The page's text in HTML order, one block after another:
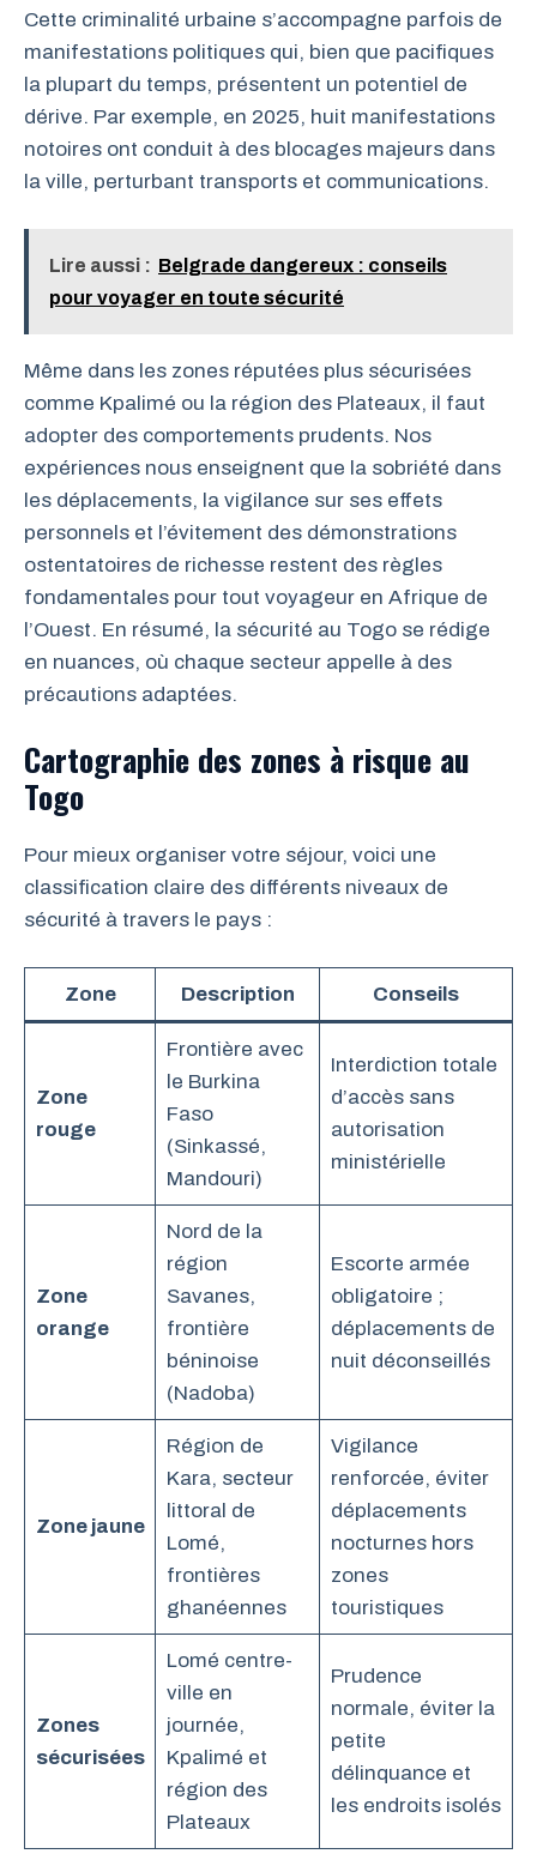
Cette criminalité urbaine s’accompagne parfois de
manifestations politiques qui, bien que pacifiques
la plupart du temps, présentent un potentiel de
dérive. Par exemple, en 2025, huit manifestations
notoires ont conduit à des blocages majeurs dans
la ville, perturbant transports et communications.
Lire aussi : Belgrade dangereux : conseils
pour voyager en toute sécurité
Même dans les zones réputées plus sécurisées
comme Kpalimé ou la région des Plateaux, il faut
adopter des comportements prudents. Nos
expériences nous enseignent que la sobriété dans
les déplacements, la vigilance sur ses effets
personnels et l’évitement des démonstrations
ostentatoires de richesse restent des règles
fondamentales pour tout voyageur en Afrique de
l’Ouest. En résumé, la sécurité au Togo se rédige
en nuances, où chaque secteur appelle à des
précautions adaptées.
Cartographie des zones à risque au
Togo
Pour mieux organiser votre séjour, voici une
classification claire des différents niveaux de
sécurité à travers le pays :
Zone Description Conseils
Zone
rouge
Frontière avec
le Burkina
Faso
(Sinkassé,
Mandouri)
Interdiction totale
d’accès sans
autorisation
ministérielle
Zone
orange
Nord de la
région
Savanes,
frontière
béninoise
(Nadoba)
Escorte armée
obligatoire ;
déplacements de
nuit déconseillés
Zone jaune
Région de
Kara, secteur
littoral de
Lomé,
frontières
ghanéennes
Vigilance
renforcée, éviter
déplacements
nocturnes hors
zones
touristiques
Zones
sécurisées
Lomé centre-
ville en
journée,
Kpalimé et
région des
Plateaux
Prudence
normale, éviter la
petite
délinquance et
les endroits isolés